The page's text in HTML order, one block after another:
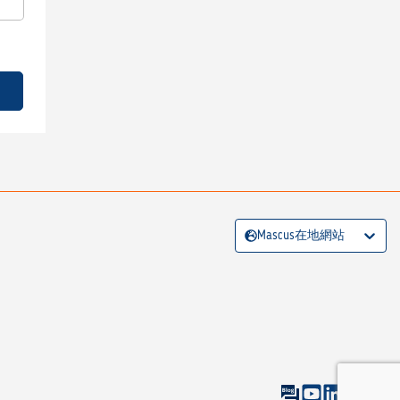
Mascus在地網站